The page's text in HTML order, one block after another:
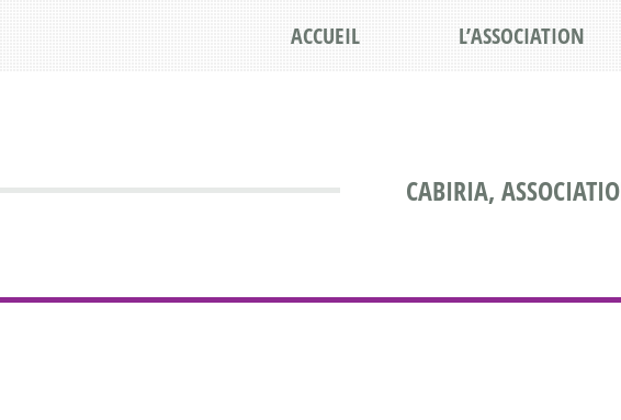
CABIRIA,
ACCUEIL L’ASSOCIATION